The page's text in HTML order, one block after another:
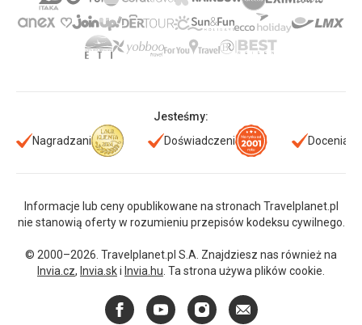
Jesteśmy:
Nagradzani
Doświadczeni Doceniani
Informacje lub ceny opublikowane na stronach Travelplanet.pl
nie stanowią oferty w rozumieniu przepisów kodeksu cywilnego.
© 2000–2026. Travelplanet.pl S.A. Znajdziesz nas również na
Invia.cz, Invia.ski Invia.hu . Ta strona używa plików cookie.
FacebookYouTubeInstagram
E-